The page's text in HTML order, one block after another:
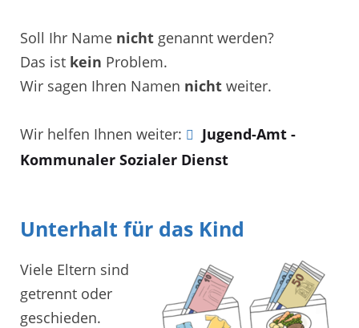
Soll Ihr Name nicht genannt werden?
Das ist kein Problem.
Wir sagen Ihren Namen nicht weiter.
Wir helfen Ihnen weiter:
Jugend-Amt -
Kommunaler Sozialer Dienst
Unterhalt für das Kind
Viele Eltern sind
getrennt oder
geschieden.